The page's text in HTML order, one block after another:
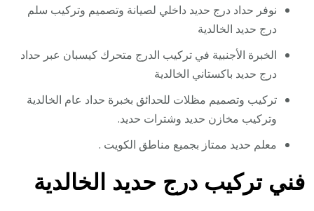
نوفر حداد درج حديد داخلي لصيانة وتصميم وتركيب سلم
درج حديد الخالدية
الخبرة الأجنبية في تركيب الدرج متحرك كيسبان عبر حداد
درج حديد باكستاني الخالدية
تركيب وتصميم مظلات للحدائق بخبرة حداد عام الخالدية
وتركيب مخازن حديد وشترات حديد.
معلم حديد ممتاز بجميع مناطق الكويت .
فني تركيب درج حديد الخالدية